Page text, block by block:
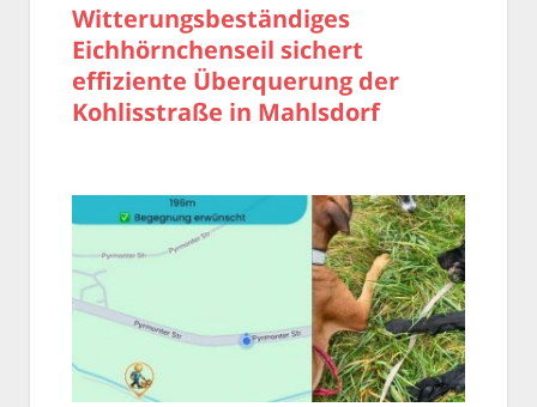
Witterungsbeständiges
Eichhörnchenseil sichert
effiziente Überquerung der
Kohlisstraße in Mahlsdorf